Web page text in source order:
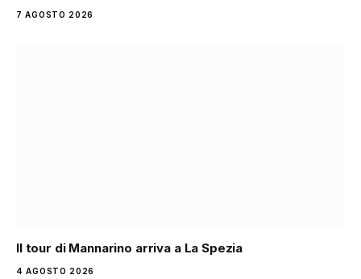
7 AGOSTO 2026
Il tour di Mannarino arriva a La Spezia
4 AGOSTO 2026